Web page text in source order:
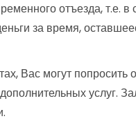
отъезда, т.е. в
за время,
Вас могут попросить
услуг.